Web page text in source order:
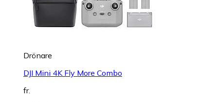
Drönare
DJI Mini 4K Fly More Combo
fr.